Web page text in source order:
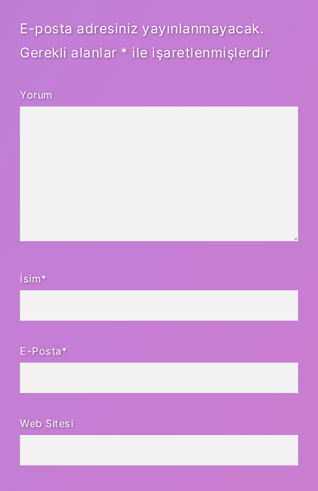
E-posta adresiniz yayınlanmayacak.
Gerekli alanlar * ile işaretlenmişlerdir
Yorum
İsim*
E-Posta*
Web Sitesi